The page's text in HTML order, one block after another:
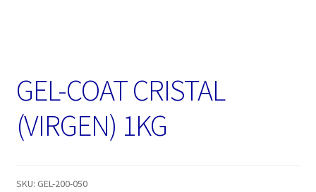
GEL-COAT CRISTAL
(VIRGEN) 1KG
SKU: GEL-200-050